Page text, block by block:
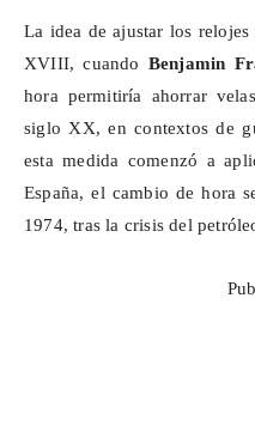
La idea de ajustar los
XVIII, cuando Benjamin
hora permitiría ahorrar
siglo XX, en contextos de
esta medida comenzó a
España, el cambio de hora
1974, tras la crisis del